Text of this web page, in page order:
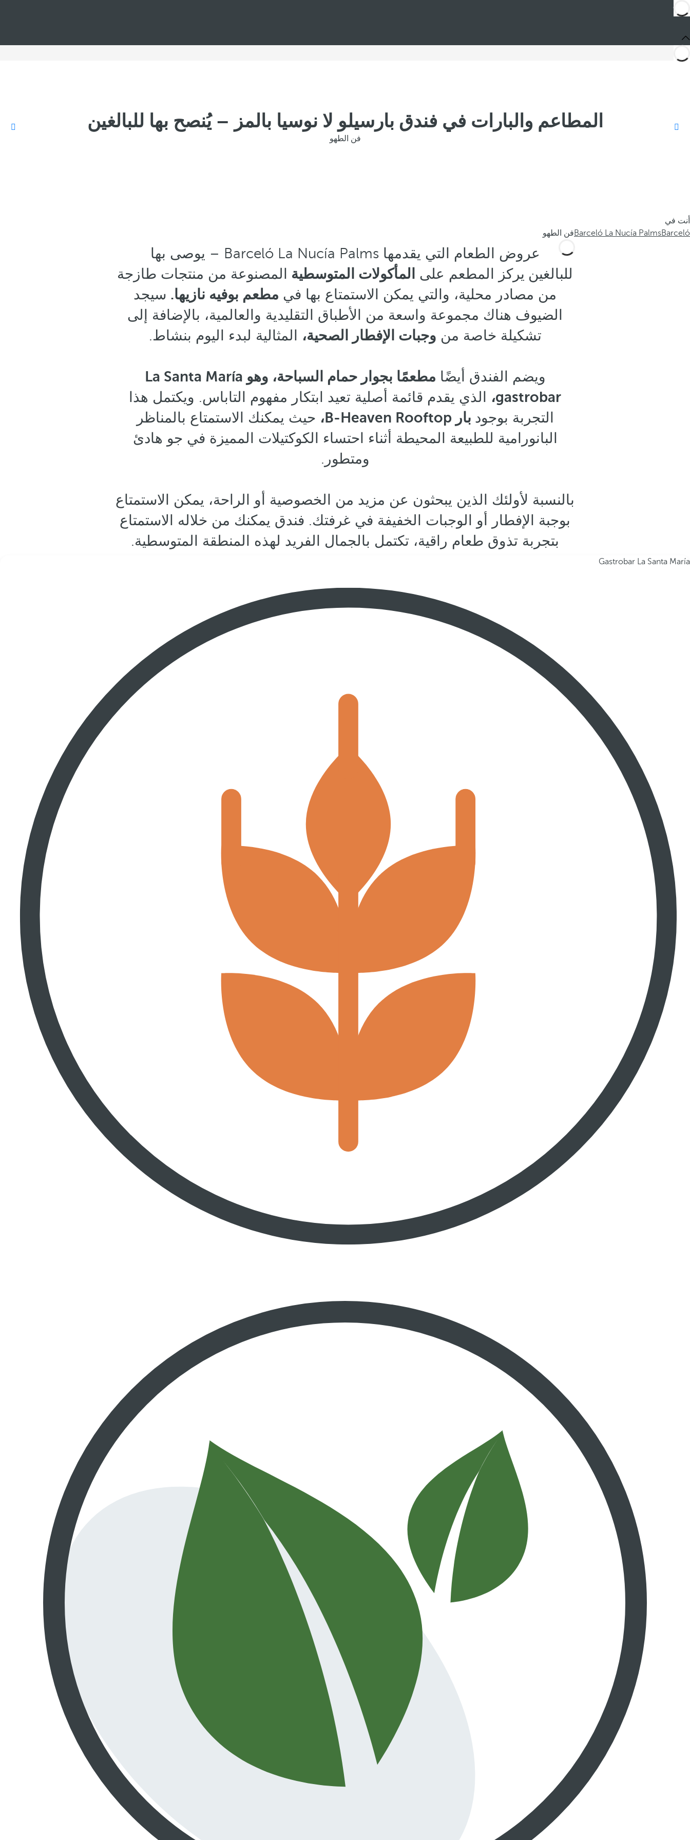
المطاعم والبارات في فندق بارسيلو لا نوسيا بالمز – يُنصح بها للبالغين
فن الطهو
أنت في
Barceló
Barceló La Nucía Palmsفن الطهو
عروض الطعام التي يقدمها Barceló La Nucía Palms – يوصى بها
للبالغين يركز المطعم على المأكولات المتوسطية
المصنوعة من منتجات طازجة
من مصادر محلية، والتي يمكن الاستمتاع بها في مطعم بوفيه نازيها. سيجد
الضيوف هناك مجموعة واسعة من الأطباق التقليدية والعالمية، بالإضافة إلى
تشكيلة خاصة من وجبات الإفطار الصحية، المثالية لبدء اليوم بنشاط.
ويضم الفندق أيضًا
مطعمًا بجوار حمام السباحة، وهو La Santa María
gastrobar،
الذي يقدم قائمة أصلية تعيد ابتكار مفهوم التاباس. ويكتمل هذا
التجربة بوجود بار B-Heaven Rooftop،
حيث يمكنك الاستمتاع بالمناظر
البانورامية للطبيعة المحيطة أثناء احتساء الكوكتيلات المميزة في جو هادئ
ومتطور.
بالنسبة لأولئك الذين يبحثون عن مزيد من الخصوصية أو الراحة، يمكن الاستمتاع
بوجبة الإفطار أو الوجبات الخفيفة في غرفتك. فندق يمكنك من خلاله الاستمتاع
بتجربة تذوق طعام راقية، تكتمل بالجمال الفريد لهذه المنطقة المتوسطية.
Gastrobar La Santa María